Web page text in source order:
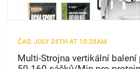
ČAS: JULY 24TH AT 10:28AM
Multi-Strojna vertikální balení